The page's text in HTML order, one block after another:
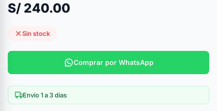
S/ 240.00
Sin stock
Comprar por WhatsApp
Envio 1 a 3 dias